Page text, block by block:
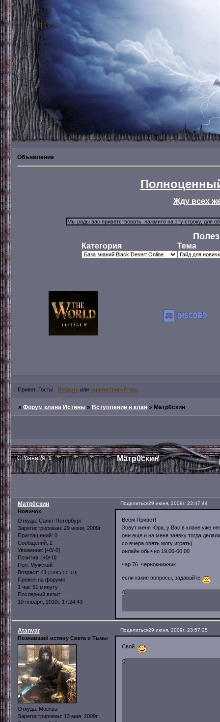
Объявление
Жду всех
Категория Тема
Привет, Гость! Войдитеили зарегистрируйтесь
»Форум клана Истины »Вступление в клан »Матр0скин
Матр0скин
Страница:1
Поделиться29 июня, 2009г. 23:47:44
Матр0скин
Новичок
Откуда: Санкт-Петербург
Зарегистрирован: 29 июня, 2009г.
Приглашений: 0
Сообщений: 2
Уважение: [+0/-0]
Позитив: [+0/-0]
Пол: Мужской
Возраст: 41 [1985-05-19]
Провел на форуме:
1 час 51 минуту
Последний визит:
10 января, 2010г. 17:24:43
Всем Привет!
Зовут меня Юра, у Вас в клане уже
они еще и на меня заявку тогда
со вчера опять могу играть)
онлайн обычно 19.00-00.00
чар 76 чернокнижник
если какие вопросы, задавайте
0
Поделиться29 июня, 2009г. 23:57:25
Atanvar
Познавший истину Света и Тьмы
Откуда: Москва
Зарегистрирован: 13 мая, 2009г.
Свой.
0